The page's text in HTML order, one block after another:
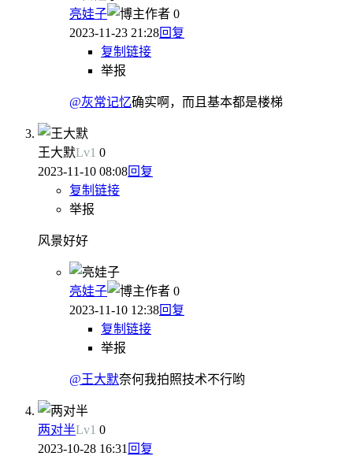
亮娃子 作者 0
2023-11-23 21:28回复
复制链接
举报
@灰常记忆确实啊，而且基本都是楼梯
王大默Lv1 0
2023-11-10 08:08回复
复制链接
举报
风景好好
亮娃子 作者 0
2023-11-10 12:38回复
复制链接
举报
@王大默奈何我拍照技术不行哟
两对半Lv1 0
2023-10-28 16:31 回复